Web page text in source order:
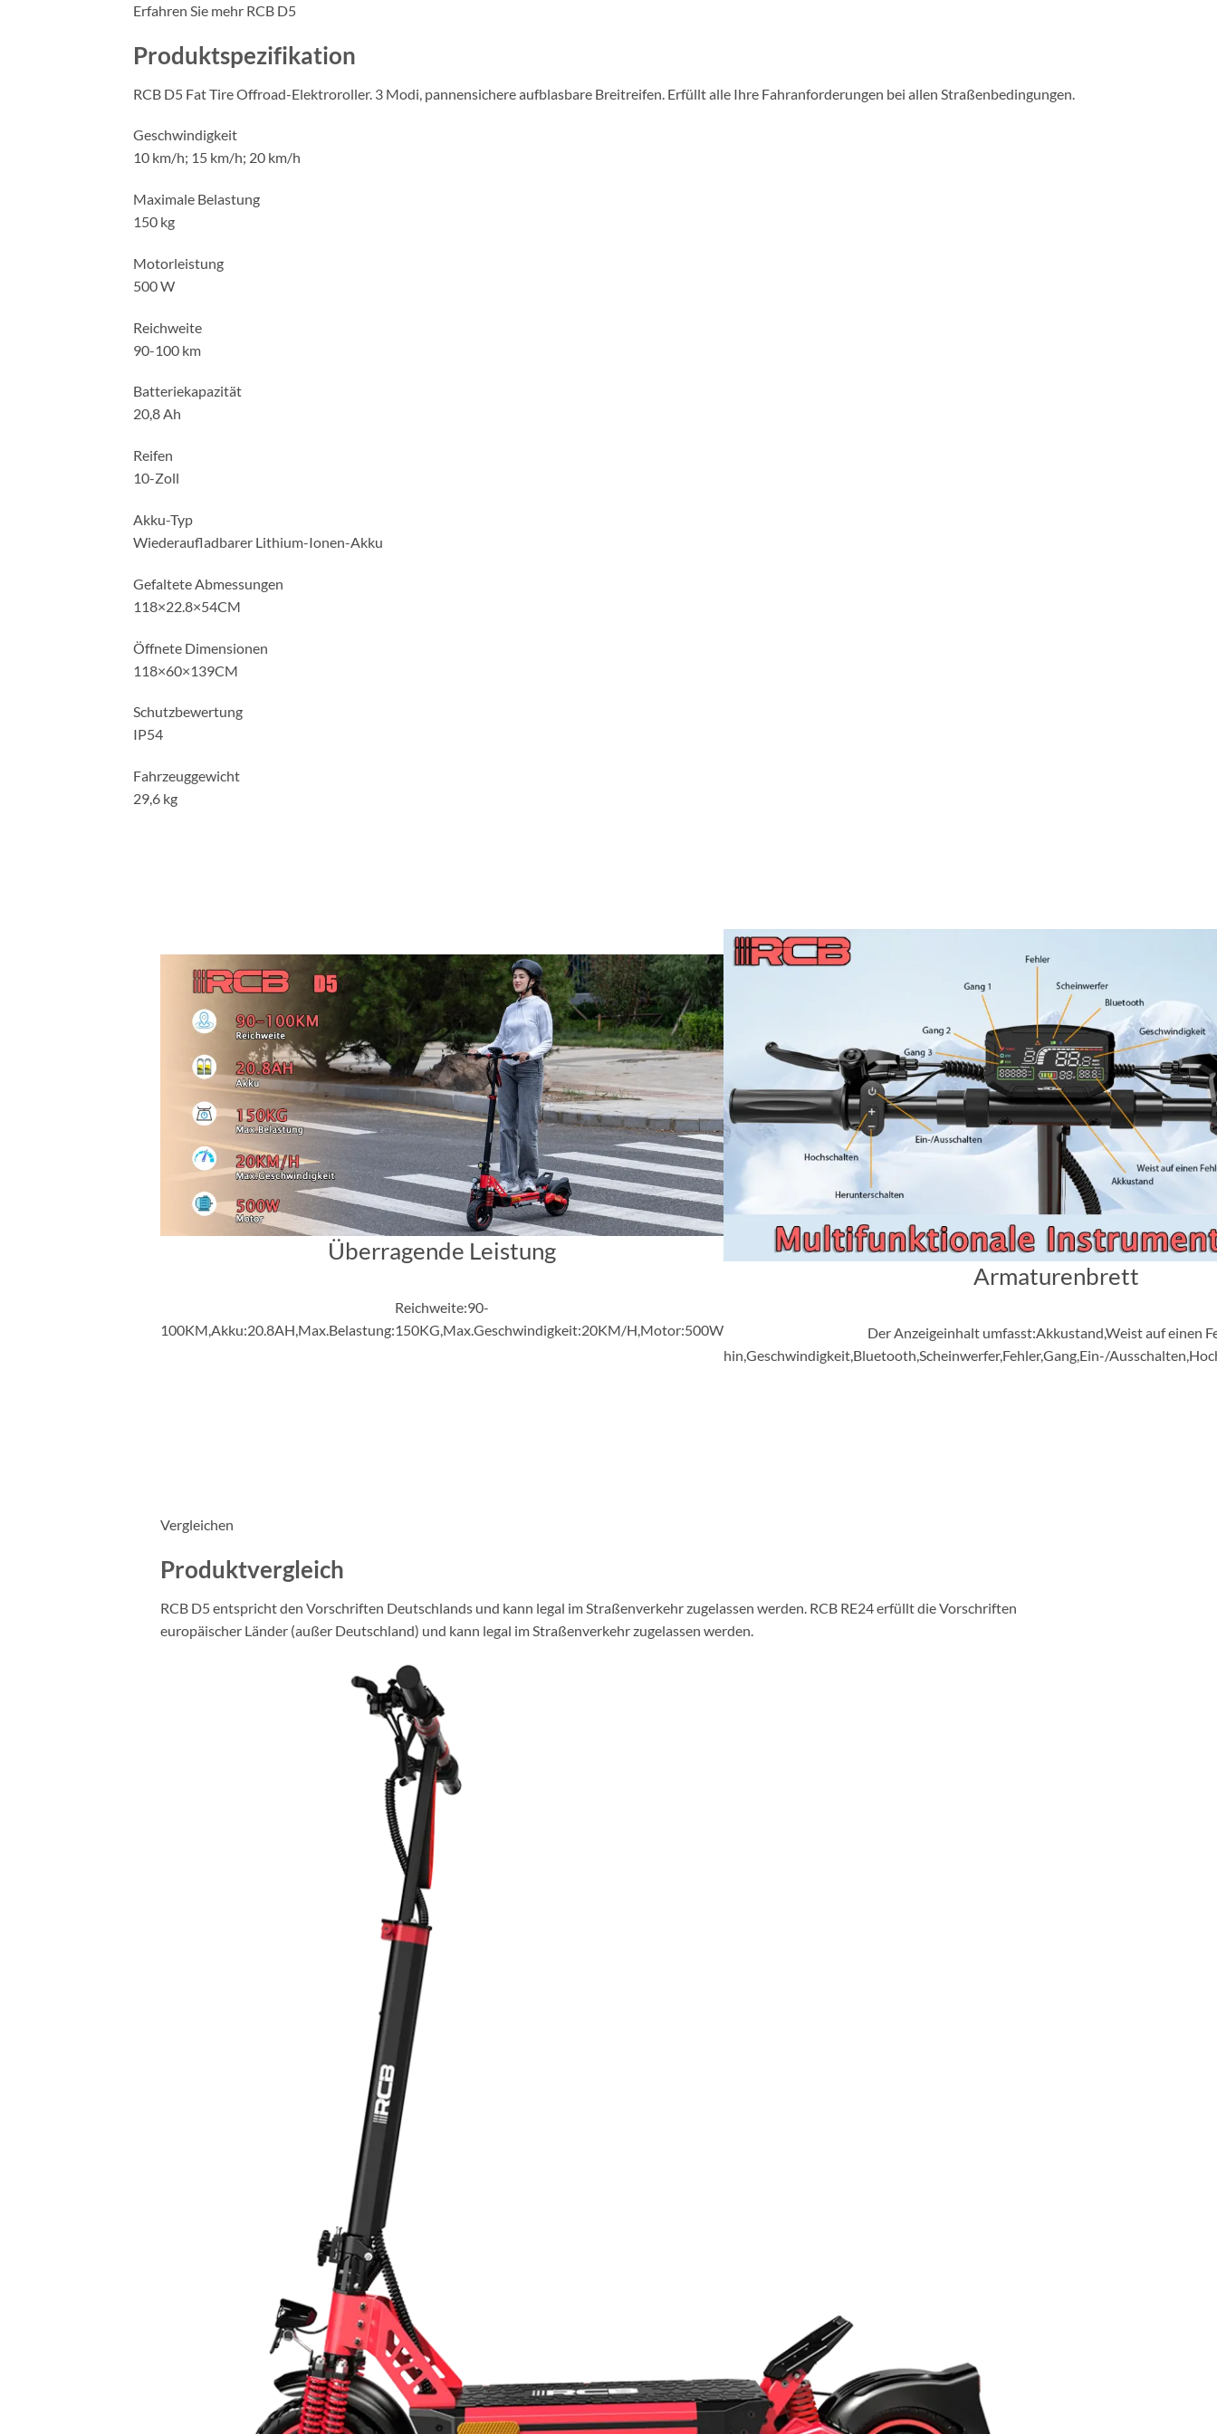
Erfahren Sie mehr RCB D5
Produktspezifikation
RCB D5 Fat Tire Offroad-Elektroroller. 3 Modi, pannensichere aufblasbare Breitreifen. Erfüllt alle Ihre Fahranforderungen bei allen Straßenbedingungen.
Geschwindigkeit
10 km/h; 15 km/h; 20 km/h
Maximale Belastung
150 kg
Motorleistung
500 W
Reichweite
90-100 km
Batteriekapazität
20,8 Ah
Reifen
10-Zoll
Akku-Typ
Wiederaufladbarer Lithium-Ionen-Akku
Gefaltete Abmessungen
118×22.8×54CM
Öffnete Dimensionen
118×60×139CM
Schutzbewertung
IP54
Fahrzeuggewicht
29,6 kg
Überragende Leistung
Reichweite:90-
100KM,Akku:20.8AH,Max.Belastung:150KG,Max.Geschwindigkeit:20KM/H,Motor:500W
Armaturenbrett
Der Anzeigeinhalt umfasst:Akkustand,Weist auf einen
hin,Geschwindigkeit,Bluetooth,Scheinwerfer,Fehler,Gang,Ein-/
Vergleichen
Produktvergleich
RCB D5 entspricht den Vorschriften Deutschlands und kann legal im Straßenverkehr zugelassen werden. RCB RE24 erfüllt die Vorschriften
europäischer Länder (außer Deutschland) und kann legal im Straßenverkehr zugelassen werden.